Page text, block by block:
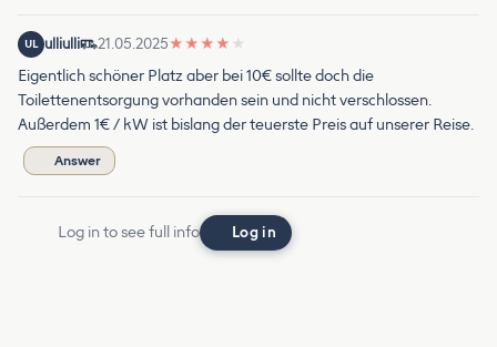
UL ulliulli 21.05.2025★ ★ ★ ★ ★
Eigentlich schöner Platz aber bei 10€ sollte doch die
Toilettenentsorgung vorhanden sein und nicht verschlossen.
Außerdem 1€ / kW ist bislang der teuerste Preis auf unserer Reise.
Answer
Log in to see full info Log in